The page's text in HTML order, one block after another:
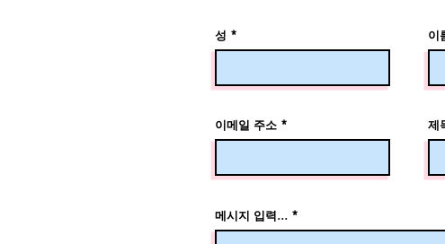
성 이
이메일 주소 제
메시지 입력...